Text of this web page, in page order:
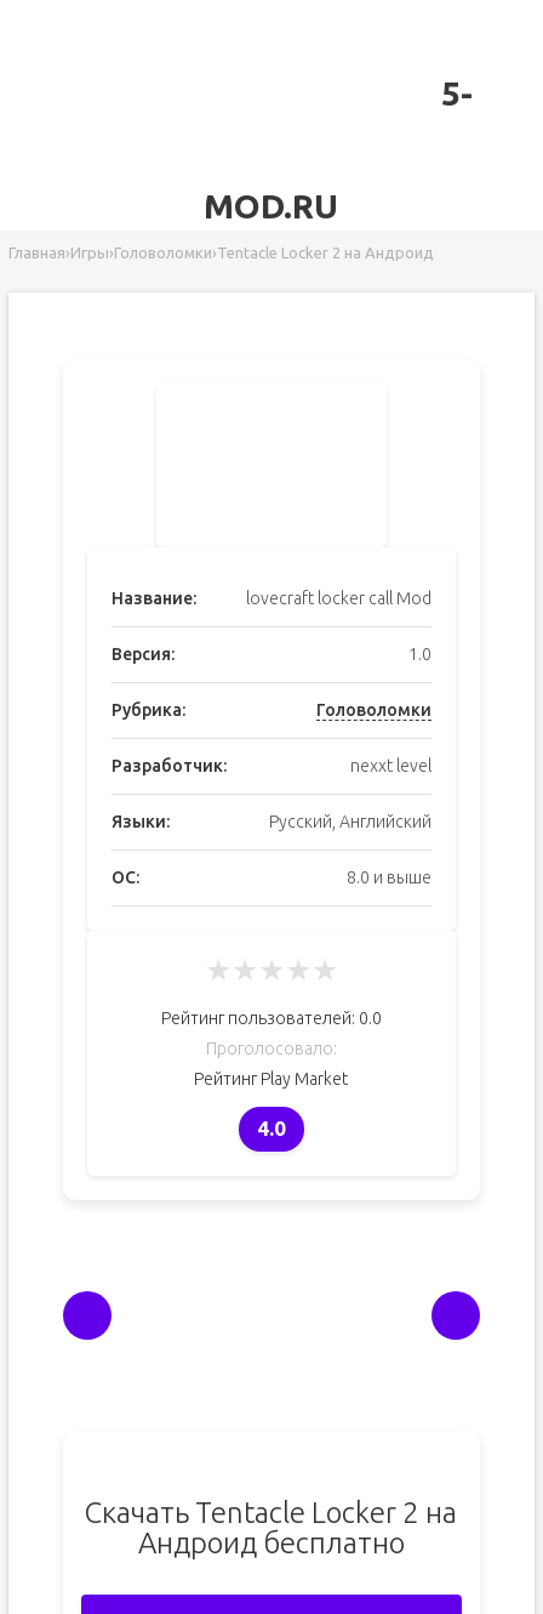
5-
MOD.RU
Главная›Игры›Головоломки›Tentacle Locker 2 на Андроид
Название: lovecraft locker call Mod
Версия: 1.0
Рубрика: Головоломки
Разработчик: nexxt level
Языки: Русский, Английский
ОС: 8.0 и выше
★★★★★
Рейтинг пользователей: 0.0
Проголосовало:
Рейтинг Play Market
4.0
Скачать Tentacle Locker 2 на
Андроид бесплатно